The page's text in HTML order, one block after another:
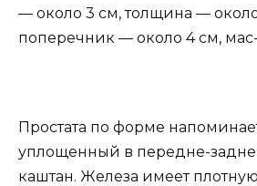
— около 3 см, толщина —
поперечник — около 4 см, мас-
Простата по форме
уплощенный в передне-
каштан. Железа имеет